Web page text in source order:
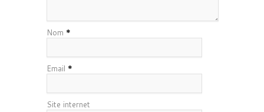
Nom *
Email *
Site internet